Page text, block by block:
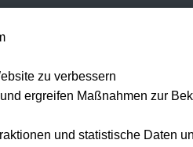
zu verbessern
ergreifen Maßnahmen zur
und statistische Daten